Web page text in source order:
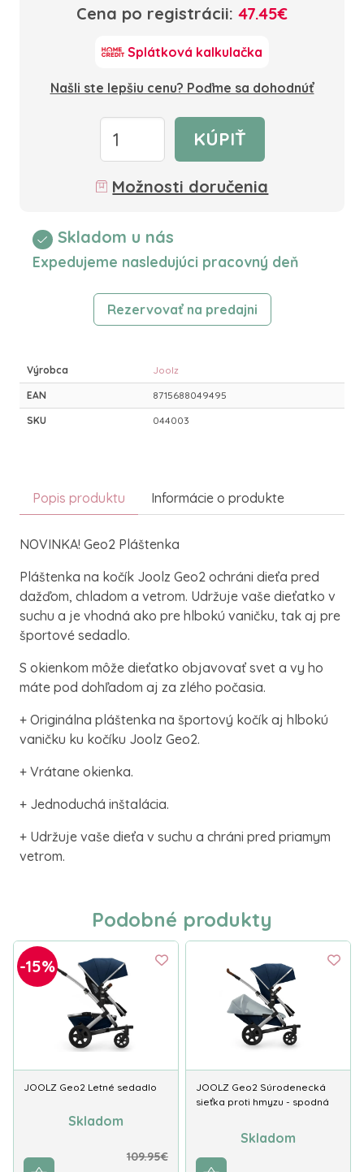
Cena po registrácii: 47.45€
Splátková kalkulačka
Našli ste lepšiu cenu? Poďme sa dohodnúť
KÚPIŤ
Možnosti doručenia
Skladom u nás
Expedujeme nasledujúci pracovný deň
Rezervovať na predajni
Výrobca Joolz
EAN 8715688049495
SKU 044003
Popis produktu Informácie o produkte
NOVINKA! Geo2 Pláštenka
Pláštenka na kočík Joolz Geo2 ochráni dieťa pred
dažďom, chladom a vetrom. Udržuje vaše dieťatko v
suchu a je vhodná ako pre hlbokú vaničku, tak aj pre
športové sedadlo.
S okienkom môže dieťatko objavovať svet a vy ho
máte pod dohľadom aj za zlého počasia.
+ Originálna pláštenka na športový kočík aj hlbokú
vaničku ku kočíku Joolz Geo2.
+ Vrátane okienka.
+ Jednoduchá inštalácia.
+ Udržuje vaše dieťa v suchu a chráni pred priamym
vetrom.
Podobné produkty
-15%
JOOLZ Geo2 Letné sedadlo
Skladom
109.95€
JOOLZ Geo2 Súrodenecká
sieťka proti hmyzu - spodná
Skladom